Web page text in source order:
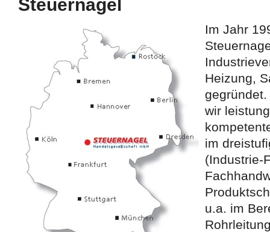
Steuernagel
Im Jahr
Heizung,
wir
im
(Industrie-
u.a. im